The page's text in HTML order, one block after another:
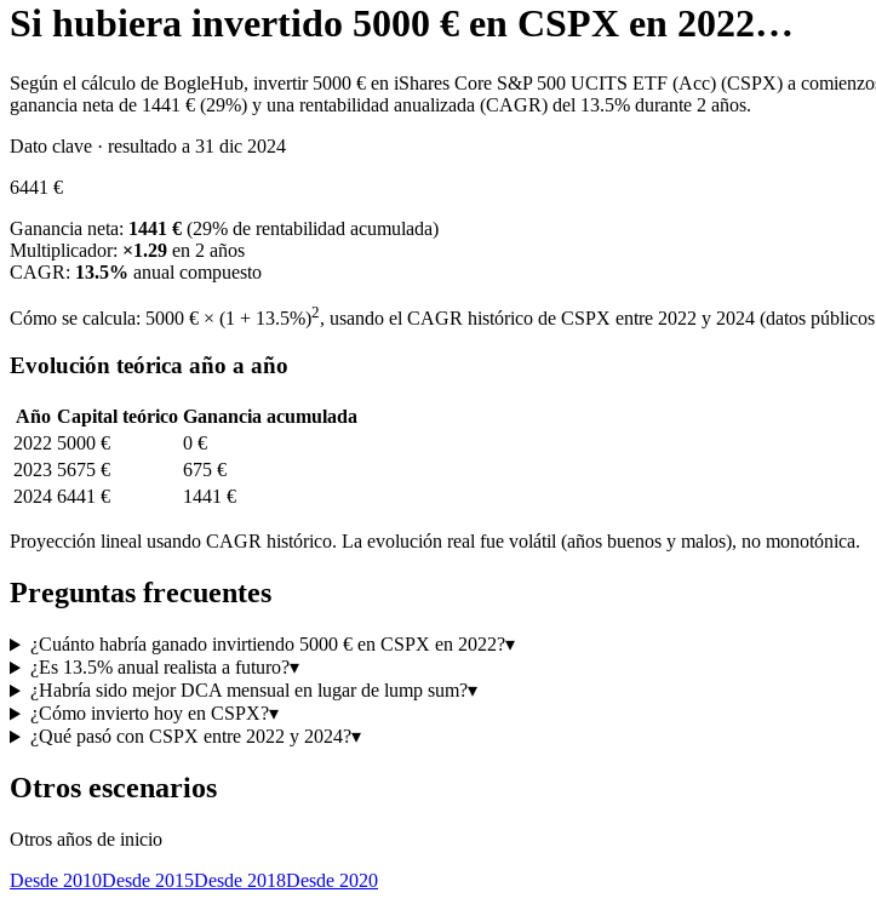
Si hubiera invertido 5000 € en CSPX en 2022…
Según el cálculo de BogleHub, invertir 5000 € en iShares Core S&P 500 UCITS ETF (Acc) (CSPX) a
ganancia neta de 1441 € (29%) y una rentabilidad anualizada (CAGR) del 13.5% durante 2 años.
Dato clave · resultado a 31 dic 2024
6441 €
Ganancia neta: 1441 € (29% de rentabilidad acumulada)
Multiplicador: ×1.29 en 2 años
CAGR: 13.5% anual compuesto
Cómo se calcula: 5000 € × (1 + 13.5%)2, usando el CAGR histórico de CSPX entre 2022 y 2024 (datos
Evolución teórica año a año
Año Capital teórico Ganancia acumulada
2022 5000 €
0 €
2023 5675 €
675 €
2024 6441 € 1441 €
Proyección lineal usando CAGR histórico. La evolución real fue volátil (años buenos y malos), no monotónica.
Preguntas frecuentes
¿Cuánto habría ganado invirtiendo 5000 € en CSPX en 2022?▾
¿Es 13.5% anual realista a futuro?▾
¿Habría sido mejor DCA mensual en lugar de lump sum?▾
¿Cómo invierto hoy en CSPX?▾
¿Qué pasó con CSPX entre 2022 y 2024?▾
Otros escenarios
Otros años de inicio
Desde 2010Desde 2015Desde 2018Desde 2020